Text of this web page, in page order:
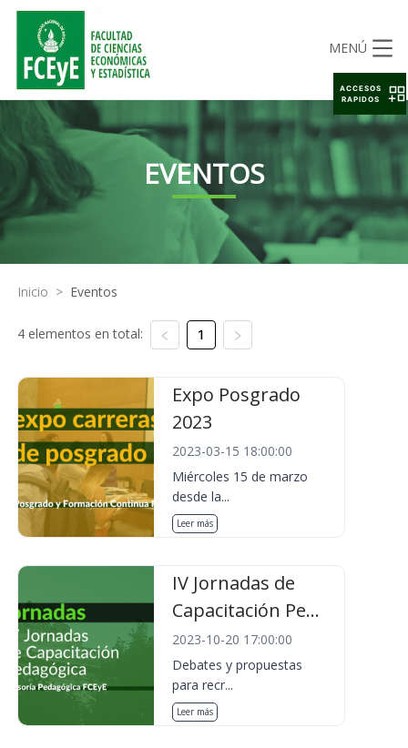
MENÚ
EVENTOS
Inicio > Eventos
4 elementos en total: 1
Expo Posgrado
2023
2023-03-15 18:00:00
Miércoles 15 de marzo
desde la...
Leer más
IV Jornadas de
Capacitación Pe...
2023-10-20 17:00:00
Debates y propuestas
para recr...
Leer más
ACCESOS
RAPIDOS